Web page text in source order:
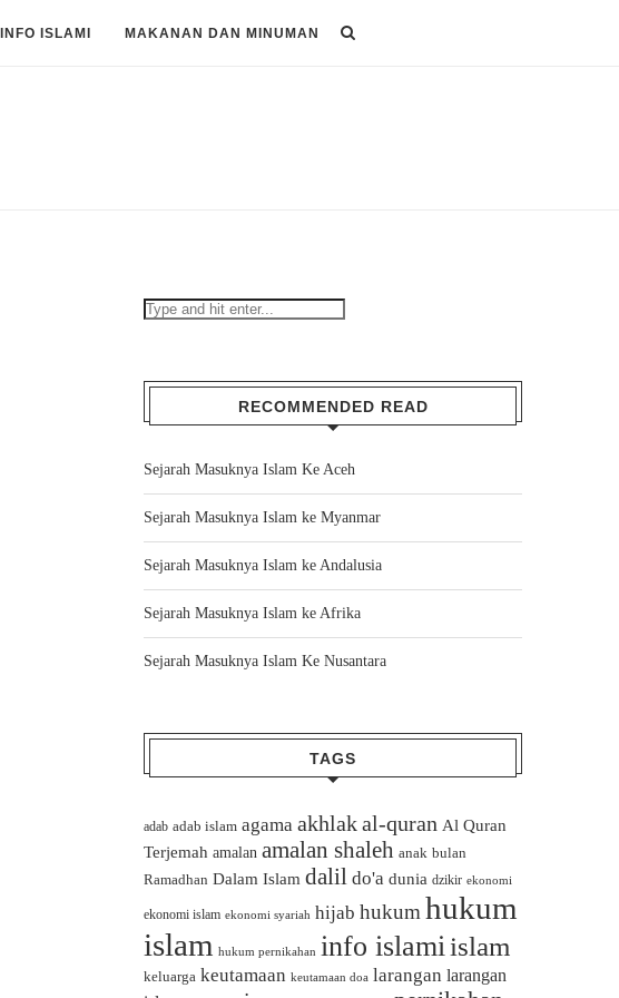
INFO ISLAMI MAKANAN DAN MINUMAN
RECOMMENDED READ
Sejarah Masuknya Islam Ke Aceh
Sejarah Masuknya Islam ke Myanmar
Sejarah Masuknya Islam ke Andalusia
Sejarah Masuknya Islam ke Afrika
Sejarah Masuknya Islam Ke Nusantara
TAGS
adab adab islam agama akhlakal-quran Al Quran
Terjemah amalan amalan shaleh anak bulan
Ramadhan Dalam Islam dalil do'a dunia dzikir ekonomi
ekonomi islam ekonomi syariah hijab hukum hukum
islam hukum pernikahan info islamiislam
keluarga keutamaan keutamaan doa larangan larangan